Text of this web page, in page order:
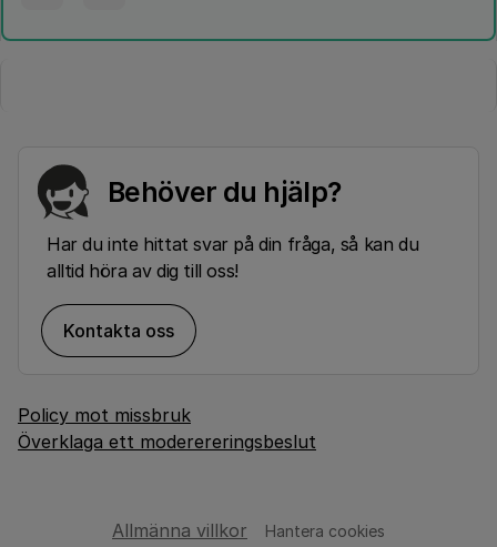
Behöver du hjälp?
Har du inte hittat svar på din fråga, så kan du
alltid höra av dig till oss!
Kontakta oss
Policy mot missbruk
Överklaga ett moderereringsbeslut
Allmänna villkor Hantera cookies